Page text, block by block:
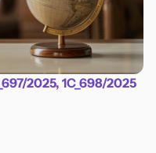
2025, 1C_698/2025